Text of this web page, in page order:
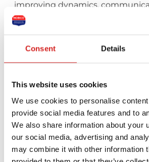
Consent Details
This website uses cookies
We use cookies to personalise
provide social media features and to
We also share information about your
our social media, advertising and
may combine it with other information
improving dynamics,
effectiveness with organisations
national- and multinational
management at various levels in
organisations in various settings.
lasting and sustainable
and (semi) public bodies
Stuur een bericht naar